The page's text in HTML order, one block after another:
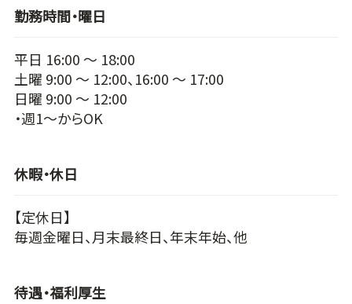
勤務時間・曜日
平日 16:00 ～ 18:00
土曜 9:00 ～ 12:00、16:00 ～ 17:00
日曜 9:00 ～ 12:00
・週1～からOK
休暇・休日
【定休日】
毎週金曜日、月末最終日、年末年始、他
待遇・福利厚生